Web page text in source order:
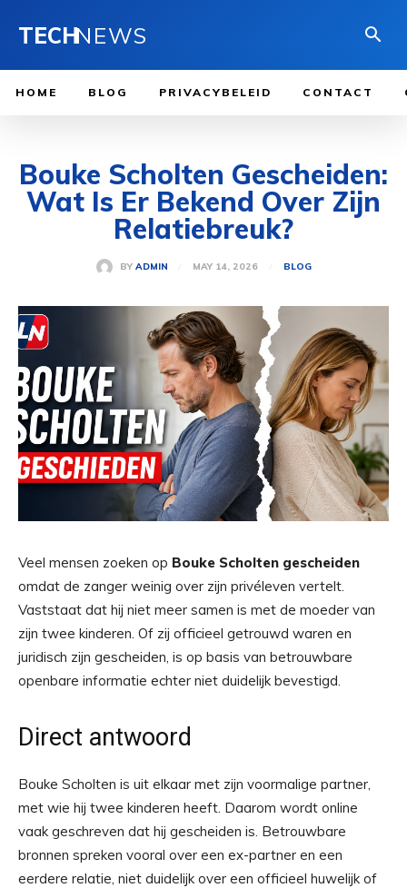
TECHNEWS
HOME BLOG PRIVACYBELEID CONTACT
Bouke Scholten Gescheiden:
Wat Is Er Bekend Over Zijn
Relatiebreuk?
BY ADMIN MAY 14, 2026 BLOG
Veel mensen zoeken op Bouke Scholten gescheiden
omdat de zanger weinig over zijn privéleven vertelt.
Vaststaat dat hij niet meer samen is met de moeder van
zijn twee kinderen. Of zij officieel getrouwd waren en
juridisch zijn gescheiden, is op basis van betrouwbare
openbare informatie echter niet duidelijk bevestigd.
Direct antwoord
Bouke Scholten is uit elkaar met zijn voormalige partner,
met wie hij twee kinderen heeft. Daarom wordt online
vaak geschreven dat hij gescheiden is. Betrouwbare
bronnen spreken vooral over een ex-partner en een
eerdere relatie, niet duidelijk over een officieel huwelijk of